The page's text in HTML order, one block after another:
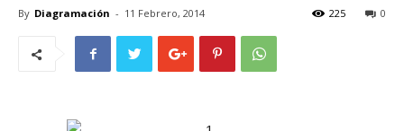
By Diagramación - 11 Febrero, 2014 0
225